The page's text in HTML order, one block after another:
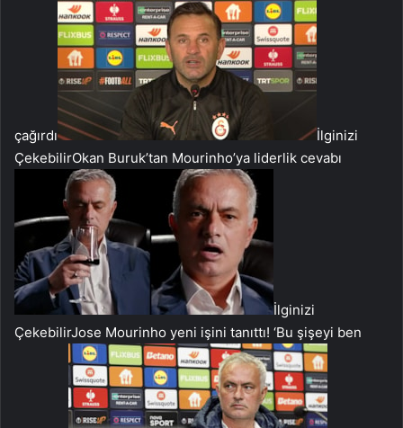
çağırdı
İlginizi
ÇekebilirOkan Buruk’tan Mourinho’ya liderlik cevabı
İlginizi
ÇekebilirJose Mourinho yeni işini tanıttı! ‘Bu şişeyi ben